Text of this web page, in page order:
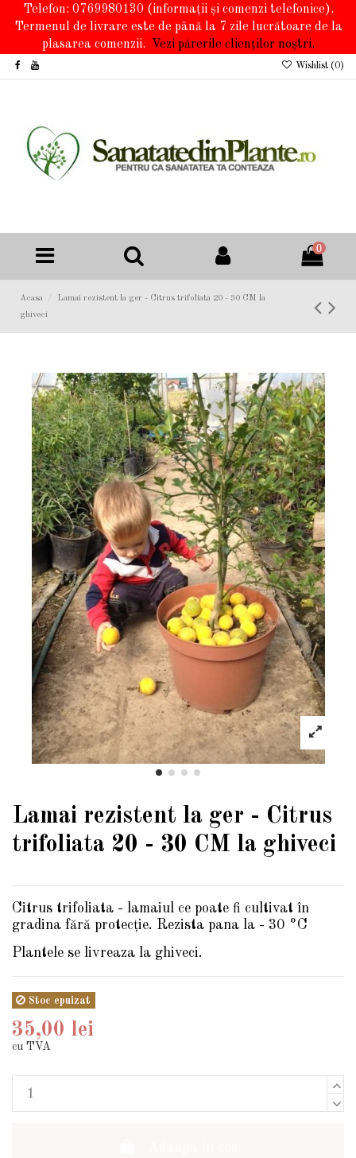
Telefon: 0769980130 (informații și comenzi telefonice).
Termenul de livrare este de până la 7 zile lucrătoare de la
plasarea comenzii.
Vezi părerile clienților noștri.
Wishlist (0)
0
Acasa
Lamai rezistent la ger - Citrus trifoliata 20 - 30 CM la
ghiveci
Lamai rezistent la ger - Citrus
trifoliata 20 - 30 CM la ghiveci
Citrus trifoliata - lamaiul ce poate fi cultivat în
gradina fără protecție. Rezista pana la - 30 °C
Plantele se livreaza la ghiveci.
Stoc epuizat
35,00 lei
cu TVA